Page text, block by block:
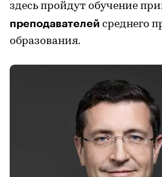
здесь пройдут обучение
преподавателей среднего
образования.